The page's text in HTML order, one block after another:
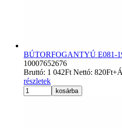
BÚTORFOGANTYÚ E081-
10007652676
Bruttó: 1 042Ft Nettó: 820Ft
részletek
kosárba